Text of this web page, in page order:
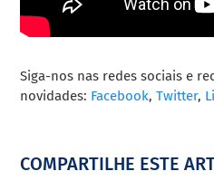
Siga-nos nas redes sociais e
novidades: Facebook, Twitter,
COMPARTILHE ESTE